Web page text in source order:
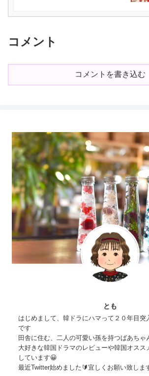
コメント
コメントを書き込む
とも
はじめまして、韓ドラにハマって２０年目突
です
田舎に住む、二人の可愛い孫を持つばあちゃ
大好きな韓国ドラマのレビューや韓国オスス
しています😀
最近Twitter始めました🔰宜しくお願い致しま